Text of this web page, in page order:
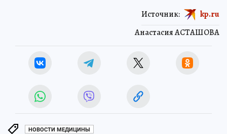
Анастасия АСТАШОВА
Источник: kp.ru
НОВОСТИ МЕДИЦИНЫ